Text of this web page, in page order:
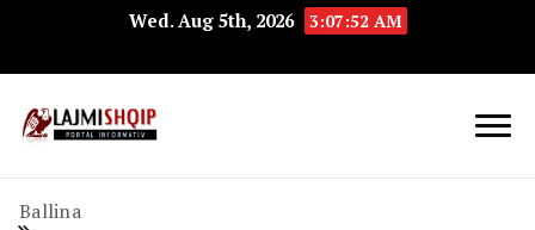
Wed. Aug 5th, 2026 3:07:53 AM
Ballina